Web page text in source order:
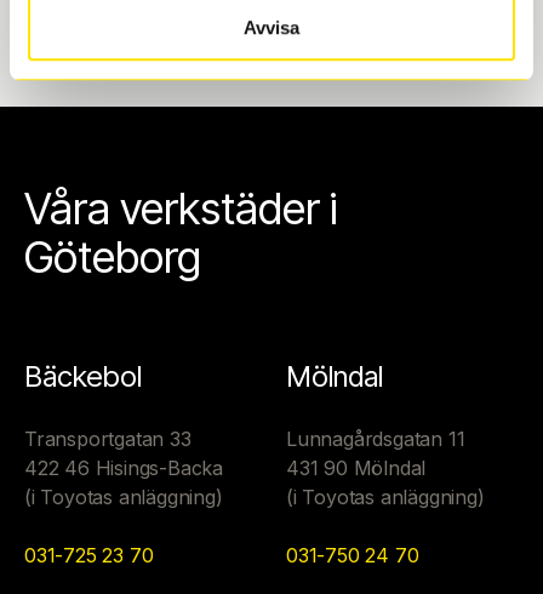
Avvisa
Våra verkstäder i
Göteborg
Bäckebol
Transportgatan 33
422 46 Hisings-Backa
(i Toyotas anläggning)
031-725 23 70
Mölndal
Lunnagårdsgatan 11
431 90 Mölndal
(i Toyotas anläggning)
031-750 24 70